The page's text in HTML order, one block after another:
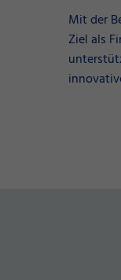
Mit der
Ziel als